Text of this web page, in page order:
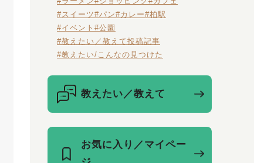
#スイーツ#パン#カレー#柏駅
#イベント #公園
#教えたい／教えて投稿記事
#教えたい/こんなの見つけた
教えたい／教えて
お気に入り／マイペー